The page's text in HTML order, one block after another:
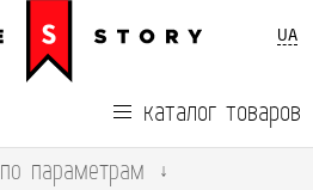
UA
каталог товаров
по параметрам ↓